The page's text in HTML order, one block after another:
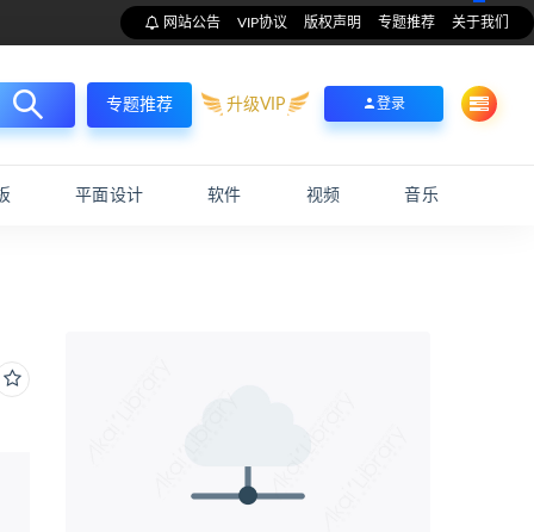
网站公告 VIP协议 版权声明 专题推荐 关于我们
专题推荐 升级VIP 登录
平面设计 软件 视频 音乐